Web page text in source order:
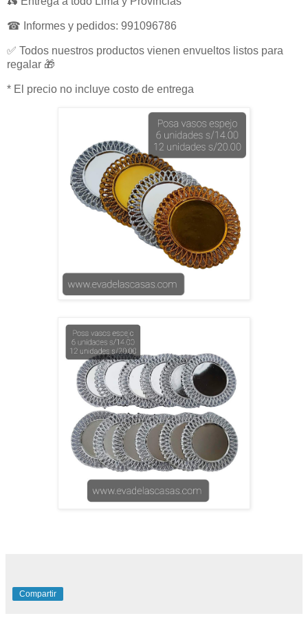
☎ Informes y pedidos: 991096786
✅ Todos nuestros productos vienen envueltos listos para
regalar 🎁
* El precio no incluye costo de entrega
Compartir